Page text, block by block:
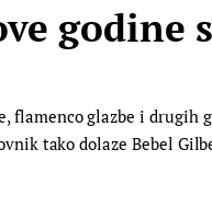
godine
flamenco glazbe i
tako dolaze Bebel